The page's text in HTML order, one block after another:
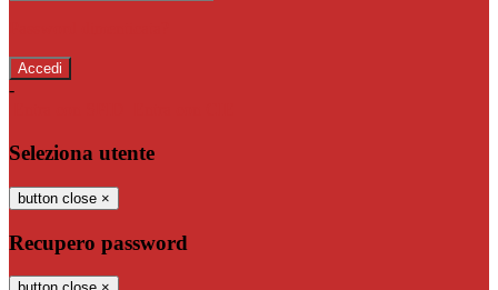
-
Seleziona utente
button close ×
Recupero password